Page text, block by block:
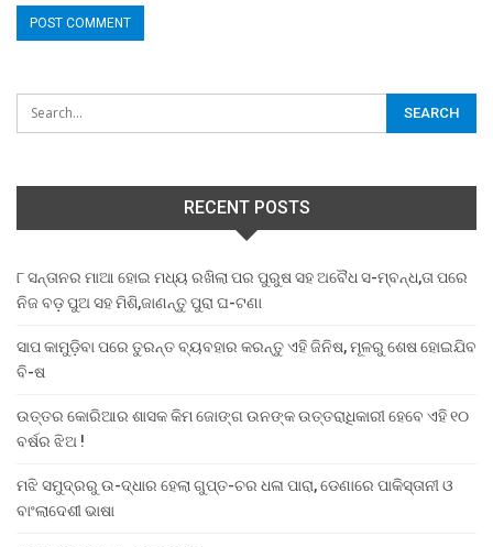
RECENT POSTS
୮ ସନ୍ତାନର ମାଆ ହୋଇ ମଧ୍ୟ ରଖିଲା ପର ପୁରୁଷ ସହ ଅବୈଧ ସ-ମ୍ବନ୍ଧ,ତା ପରେ
ନିଜ ବଡ଼ ପୁଅ ସହ ମିଶି,ଜାଣନ୍ତୁ ପୁରା ଘ-ଟଣା
ସାପ କାମୁଡ଼ିବା ପରେ ତୁରନ୍ତ ବ୍ୟବହାର କରନ୍ତୁ ଏହି ଜିନିଷ, ମୂଳରୁ ଶେଷ ହୋଇଯିବ
ବି-ଷ
ଉତ୍ତର କୋରିଆର ଶାସକ କିମ ଜୋଙ୍ଗ ଉନଙ୍କ ଉତ୍ତରାଧିକାରୀ ହେବେ ଏହି ୧୦
ବର୍ଷର ଝିଅ !
ମଝି ସମୁଦ୍ରରୁ ଉ-ଦ୍ଧାର ହେଲା ଗୁପ୍ତ-ଚର ଧଳା ପାରା, ଡେଣାରେ ପାକିସ୍ତାନୀ ଓ
ବାଂଲାଦେଶୀ ଭାଷା